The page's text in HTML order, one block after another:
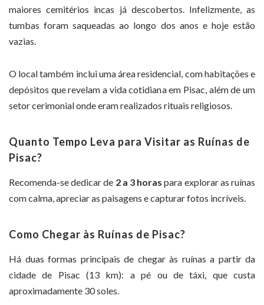
maiores cemitérios incas já descobertos. Infelizmente, as
tumbas foram saqueadas ao longo dos anos e hoje estão
vazias.
O local também inclui uma área residencial, com habitações e
depósitos que revelam a vida cotidiana em Pisac, além de um
setor cerimonial onde eram realizados rituais religiosos.
Quanto Tempo Leva para Visitar as Ruínas de
Pisac?
Recomenda-se dedicar de 2 a 3 horas para explorar as ruínas
com calma, apreciar as paisagens e capturar fotos incríveis.
Como Chegar às Ruínas de Pisac?
Há duas formas principais de chegar às ruínas a partir da
cidade de Pisac (13 km): a pé ou de táxi, que custa
aproximadamente 30 soles.